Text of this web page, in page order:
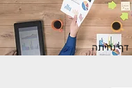
דף נחיתה